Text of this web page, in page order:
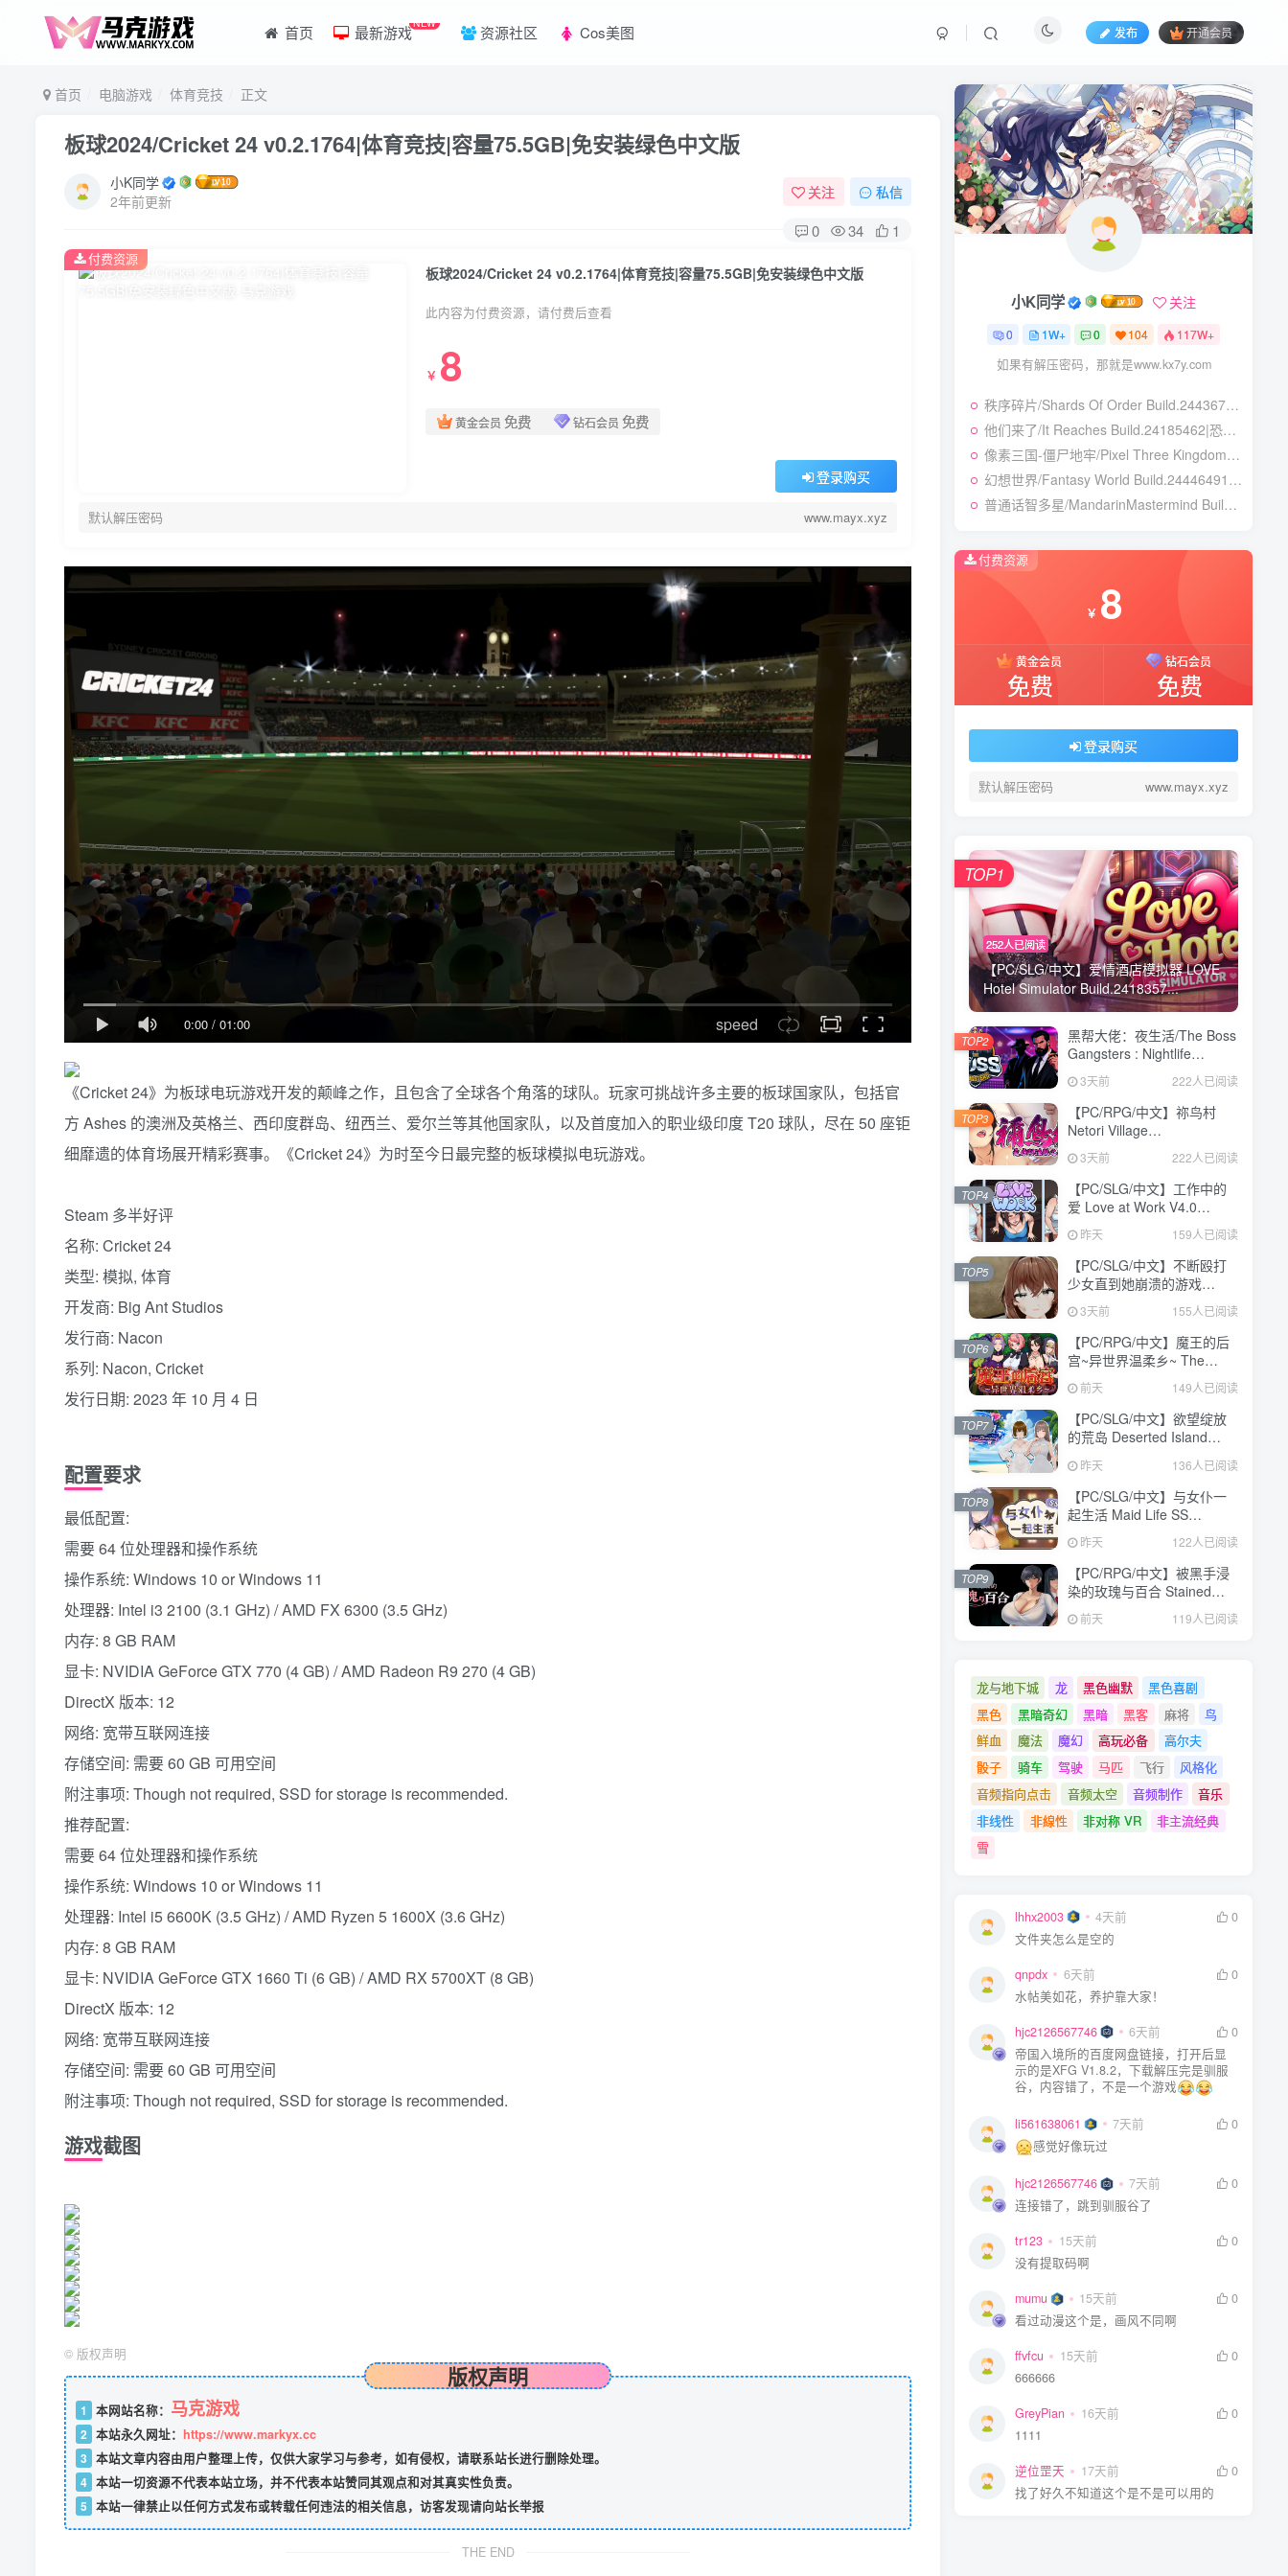
首页 最新游戏NEW 资源社区 Cos美图 发布 开通会员
首页 电脑游戏 体育竞技 正文
板球2024/Cricket 24 v0.2.1764|体育竞技|容量75.5GB|免安装绿色中文版
小K同学
2年前更新
关注 私信
0 34 1
板球2024/Cricket 24 v0.2.1764|体育竞技|容量75.5GB|免安装绿色中文版
此内容为付费资源，请付费后查看
￥ 8
黄金会员 免费 钻石会员 免费
登录购买
默认解压密码 www.mayx.xyz
付费资源
0:00 / 01:00 speed
《Cricket 24》为板球电玩游戏开发的颠峰之作，且包含了全球各个角落的球队。玩家可挑战许多主要的板球国家队，包括官
方 Ashes 的澳洲及英格兰、西印度群岛、纽西兰、爱尔兰等其他国家队，以及首度加入的职业级印度 T20 球队，尽在 50 座钜
细靡遗的体育场展开精彩赛事。《Cricket 24》为时至今日最完整的板球模拟电玩游戏。
Steam 多半好评
名称: Cricket 24
类型: 模拟, 体育
开发商: Big Ant Studios
发行商: Nacon
系列: Nacon, Cricket
发行日期: 2023 年 10 月 4 日
配置要求
最低配置:
需要 64 位处理器和操作系统
操作系统: Windows 10 or Windows 11
处理器: Intel i3 2100 (3.1 GHz) / AMD FX 6300 (3.5 GHz)
内存: 8 GB RAM
显卡: NVIDIA GeForce GTX 770 (4 GB) / AMD Radeon R9 270 (4 GB)
DirectX 版本: 12
网络: 宽带互联网连接
存储空间: 需要 60 GB 可用空间
附注事项: Though not required, SSD for storage is recommended.
推荐配置:
需要 64 位处理器和操作系统
操作系统: Windows 10 or Windows 11
处理器: Intel i5 6600K (3.5 GHz) / AMD Ryzen 5 1600X (3.6 GHz)
内存: 8 GB RAM
显卡: NVIDIA GeForce GTX 1660 Ti (6 GB) / AMD RX 5700XT (8 GB)
DirectX 版本: 12
网络: 宽带互联网连接
存储空间: 需要 60 GB 可用空间
附注事项: Though not required, SSD for storage is recommended.
游戏截图
© 版权声明
版权声明
1 本网站名称： 马克游戏
2 本站永久网址： https://www.markyx.cc
3 本站文章内容由用户整理上传，仅供大家学习与参考，如有侵权，请联系站长进行删除处理。
4 本站一切资源不代表本站立场，并不代表本站赞同其观点和对其真实性负责。
5 本站一律禁止以任何方式发布或转载任何违法的相关信息，访客发现请向站长举报
THE END
小K同学 关注
0 1W+ 0 104 117W+
如果有解压密码，那就是www.kx7y.com
秩序碎片/Shards Of Order Build.24436710|角色扮演|容量2.9GB|免安装绿色中文版
他们来了/It Reaches Build.24185462|恐怖冒险|容量5GB|免安装绿色中文版
像素三国-僵尸地牢/Pixel Three Kingdoms: Zombie Dungeon Build.24007867|动作冒险|容量354B|免安装绿色中文版
幻想世界/Fantasy World Build.24446491|策略战棋|容量3.8GB|免安装绿色中文版
普通话智多星/MandarinMastermind Build.24053068|动作冒险|容量5.5GB|免安装绿色中文版
付费资源
￥ 8
黄金会员
免费
钻石会员
免费
登录购买
默认解压密码 www.mayx.xyz
252人已阅读
【PC/SLG/中文】爱情酒店模拟器 LOVE
Hotel Simulator Build.2418357...
TOP1
黑帮大佬：夜生活/The Boss
Gangsters : Nightlife
Build.21376939|模拟经营|容
量8.4GB|免安装绿色中文版
3天前 222人已阅读
TOP2
【PC/RPG/中文】祢鸟村
Netori Village
Build.24194835 STEAM官
方中文版【540MB】
3天前 222人已阅读
TOP3
【PC/SLG/中文】工作中的
爱 Love at Work V4.0
STEAM官方中文版
【3.1GB】
昨天 159人已阅读
TOP4
【PC/SLG/中文】不断殴打
少女直到她崩溃的游戏
V1.0.0 汉化版【473MB】
3天前 155人已阅读
TOP5
【PC/RPG/中文】魔王的后
宫~异世界温柔乡~ The
Demon King: Harem
Build.24371582 STEAM官
方中文版【1.6GB】
前天 149人已阅读
TOP6
【PC/SLG/中文】欲望绽放
的荒岛 Deserted Island
Where Desire Blossoms
V1.03 STEAM官方中文版
【1.1GB】
昨天 136人已阅读
TOP7
【PC/SLG/中文】与女仆一
起生活 Maid Life SS
Build.24377103 STEAM官
方中文版【598MB】
昨天 122人已阅读
TOP8
【PC/RPG/中文】被黑手浸
染的玫瑰与百合 Stained
Roses & Lilies
Build.24334183 STEAM官
前天 119人已阅读
TOP9
龙与地下城 龙 黑色幽默
黑色喜剧
黑色
黑暗奇幻 黑暗 黑客 麻将
鸟
鲜血
魔法 魔幻 高玩必备
高尔夫
骰子
骑车 驾驶 马匹 飞行
风格化
音频指向点击
音频太空 音频制作
音乐
非线性
非線性 非对称 VR
非主流经典
雪
lhhx2003 4天前
0
文件夹怎么是空的
qnpdx 6天前
0
水帖美如花，养护靠大家！
hjc2126567746 6天前
0
帝国入境所的百度网盘链接，打开后显
示的是XFG V1.8.2，下载解压完是驯服
谷，内容错了，不是一个游戏
li561638061 7天前
0
感觉好像玩过
hjc2126567746 7天前
0
连接错了，跳到驯服谷了
tr123 15天前
0
没有提取码啊
mumu 15天前
0
看过动漫这个是，画风不同啊
ffvfcu 15天前
0
666666
GreyPian 16天前
0
1111
逆位罡天 17天前
0
找了好久不知道这个是不是可以用的
小K同学 关注
0 1W+ 0 104 117W+
如果有解压密码，那就是www.kx7y.com
秩序碎片/Shards Of Order Build.24436710|角色扮演|容量2.9GB|免安装绿色中文版
他们来了/It Reaches Build.24185462|恐怖冒险|容量5GB|免安装绿色中文版
像素三国-僵尸地牢/Pixel Three Kingdoms: Zombie Dungeon Build.24007867|动作冒险|容量354B|免安装绿色中文版
幻想世界/Fantasy World Build.24446491|策略战棋|容量3.8GB|免安装绿色中文版
普通话智多星/MandarinMastermind Build.24053068|动作冒险|容量5.5GB|免安装绿色中文版
￥ 8
黄金会员
免费
钻石会员
免费
登录购买
默认解压密码 www.mayx.xyz
252人已阅读
【PC/SLG/中文】爱情酒店模拟器 LOVE
Hotel Simulator Build.2418357...
TOP1
黑帮大佬：夜生活/The Boss
Gangsters : Nightlife
Build.21376939|模拟经营|容
量8.4GB|免安装绿色中文版
3天前 222人已阅读
TOP2
【PC/RPG/中文】祢鸟村
Netori Village
Build.24194835 STEAM官
方中文版【540MB】
3天前 222人已阅读
TOP3
【PC/SLG/中文】工作中的
爱 Love at Work V4.0
STEAM官方中文版
【3.1GB】
昨天 159人已阅读
TOP4
【PC/SLG/中文】不断殴打
少女直到她崩溃的游戏
V1.0.0 汉化版【473MB】
3天前 155人已阅读
TOP5
【PC/RPG/中文】魔王的后
宫~异世界温柔乡~ The
Demon King: Harem
Build.24371582 STEAM官
方中文版【1.6GB】
前天 149人已阅读
TOP6
【PC/SLG/中文】欲望绽放
的荒岛 Deserted Island
Where Desire Blossoms
V1.03 STEAM官方中文版
【1.1GB】
昨天 136人已阅读
TOP7
【PC/SLG/中文】与女仆一
起生活 Maid Life SS
Build.24377103 STEAM官
方中文版【598MB】
昨天 122人已阅读
TOP8
【PC/RPG/中文】被黑手浸
染的玫瑰与百合 Stained
Roses & Lilies
Build.24334183 STEAM官
前天 119人已阅读
TOP9
lhhx2003 4天前
0
文件夹怎么是空的
qnpdx 6天前
0
水帖美如花，养护靠大家！
hjc2126567746 6天前
0
帝国入境所的百度网盘链接，打开后显
示的是XFG V1.8.2，下载解压完是驯服
谷，内容错了，不是一个游戏
li561638061 7天前
0
感觉好像玩过
hjc2126567746 7天前
0
连接错了，跳到驯服谷了
tr123 15天前
0
没有提取码啊
mumu 15天前
0
看过动漫这个是，画风不同啊
ffvfcu 15天前
0
666666
GreyPian 16天前
0
1111
逆位罡天 17天前
0
找了好久不知道这个是不是可以用的